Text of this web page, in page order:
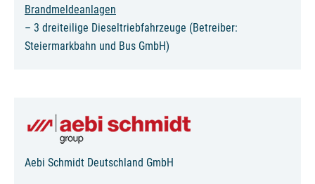
Brandmeldeanlagen
– 3 dreiteilige Dieseltriebfahrzeuge (Betreiber:
Steiermarkbahn und Bus GmbH)
Aebi Schmidt Deutschland GmbH